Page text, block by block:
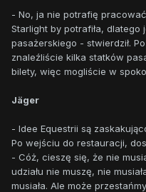
- No, ja nie potrafię
Starlight by potrafiła, dlatego
pasażerskiego - stwierdził.
znaleźliście kilka statków
bilety, więc mogliście w
Jäger
- Idee Equestrii są
Po wejściu do restauracji,
- Cóż, cieszę się, że nie
udziału nie muszę, nie
musiała. Ale może